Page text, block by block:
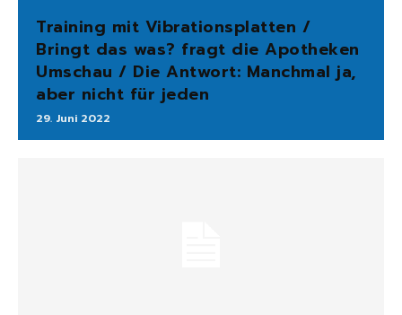
Training mit Vibrationsplatten /
Bringt das was? fragt die Apotheken
Umschau / Die Antwort: Manchmal ja,
aber nicht für jeden
29. Juni 2022